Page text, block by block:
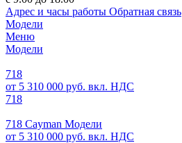
Адрес и часы работы Обратная связь
Модели
Меню
Модели
718
от 5 310 000 руб. вкл. НДС
718
718 Cayman Модели
от 5 310 000 руб. вкл. НДС